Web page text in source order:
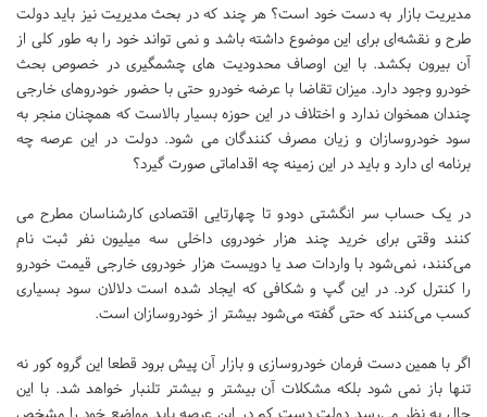
مدیریت بازار به دست خود است؟ هر چند که در بحث مدیریت نیز باید دولت
طرح و نقشه‌ای برای این موضوع داشته باشد و نمی تواند خود را به طور کلی از
آن بیرون بکشد. با این اوصاف محدودیت های چشمگیری در خصوص بحث
خودرو وجود دارد. میزان تقاضا با عرضه خودرو حتی با حضور خودروهای خارجی
چندان همخوان ندارد و اختلاف در این حوزه بسیار بالاست که همچنان منجر به
سود خودروسازان و زیان مصرف کنندگان می شود. دولت در این عرصه چه
برنامه ای دارد و باید در این زمینه چه اقداماتی صورت گیرد؟
در یک حساب سر انگشتی دودو تا چهارتایی اقتصادی کارشناسان مطرح می
کنند وقتی برای خرید چند هزار خودروی داخلی سه میلیون نفر ثبت نام
می‌کنند، نمی‌شود با واردات صد یا دویست هزار خودروی خارجی قیمت خودرو
را کنترل کرد. در این گپ و شکافی که ایجاد شده است دلالان سود بسیاری
کسب می‌کنند که حتی گفته می‌شود بیشتر از خودروسازان است.
اگر با همین دست فرمان خودروسازی و بازار آن پیش برود قطعا این گروه کور نه
تنها باز نمی شود بلکه مشکلات آن بیشتر و بیشتر تلنبار خواهد شد. با این